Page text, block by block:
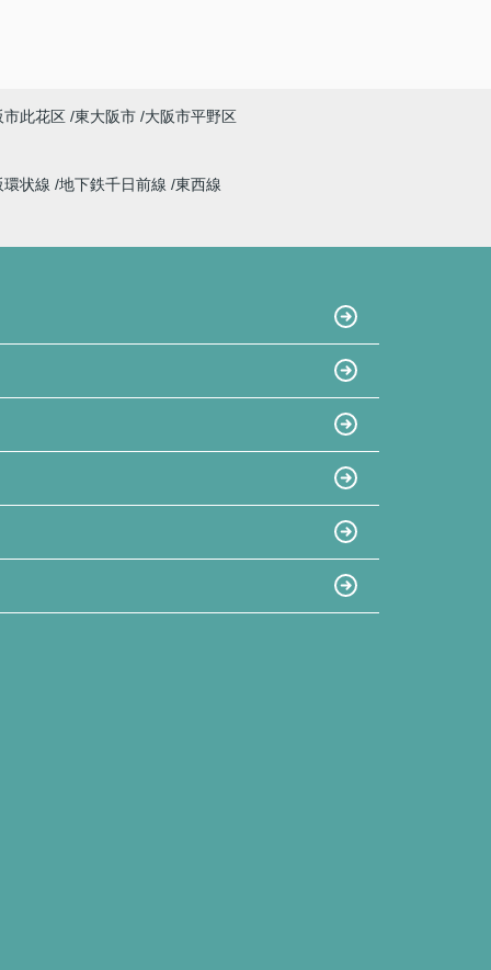
市此花区 東大阪市 大阪市平野区
環状線 地下鉄千日前線 東西線